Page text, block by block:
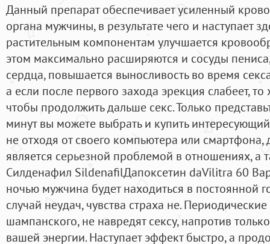
Данный препарат обеспечивает усиленный
органа мужчины, в результате чего и наступает
растительным компонентам улучшается
этом максимально расширяются и сосуды
сердца, повышается выносливость во время
а если после первого захода эрекция слабеет, то
чтобы продолжить дальше секс. Только
минут вы можете выбрать и купить
не отходя от своего компьютера или смартфона,
является серьезной проблемой в отношениях, а
Силденафил SildenafilДапоксетин daVilitra 60
ночью мужчина будет находиться в постоянной
случай неудач, чувства страха не.
шампанского, не навредят сексу, напротив
вашей энергии. Наступает эффект быстро, а